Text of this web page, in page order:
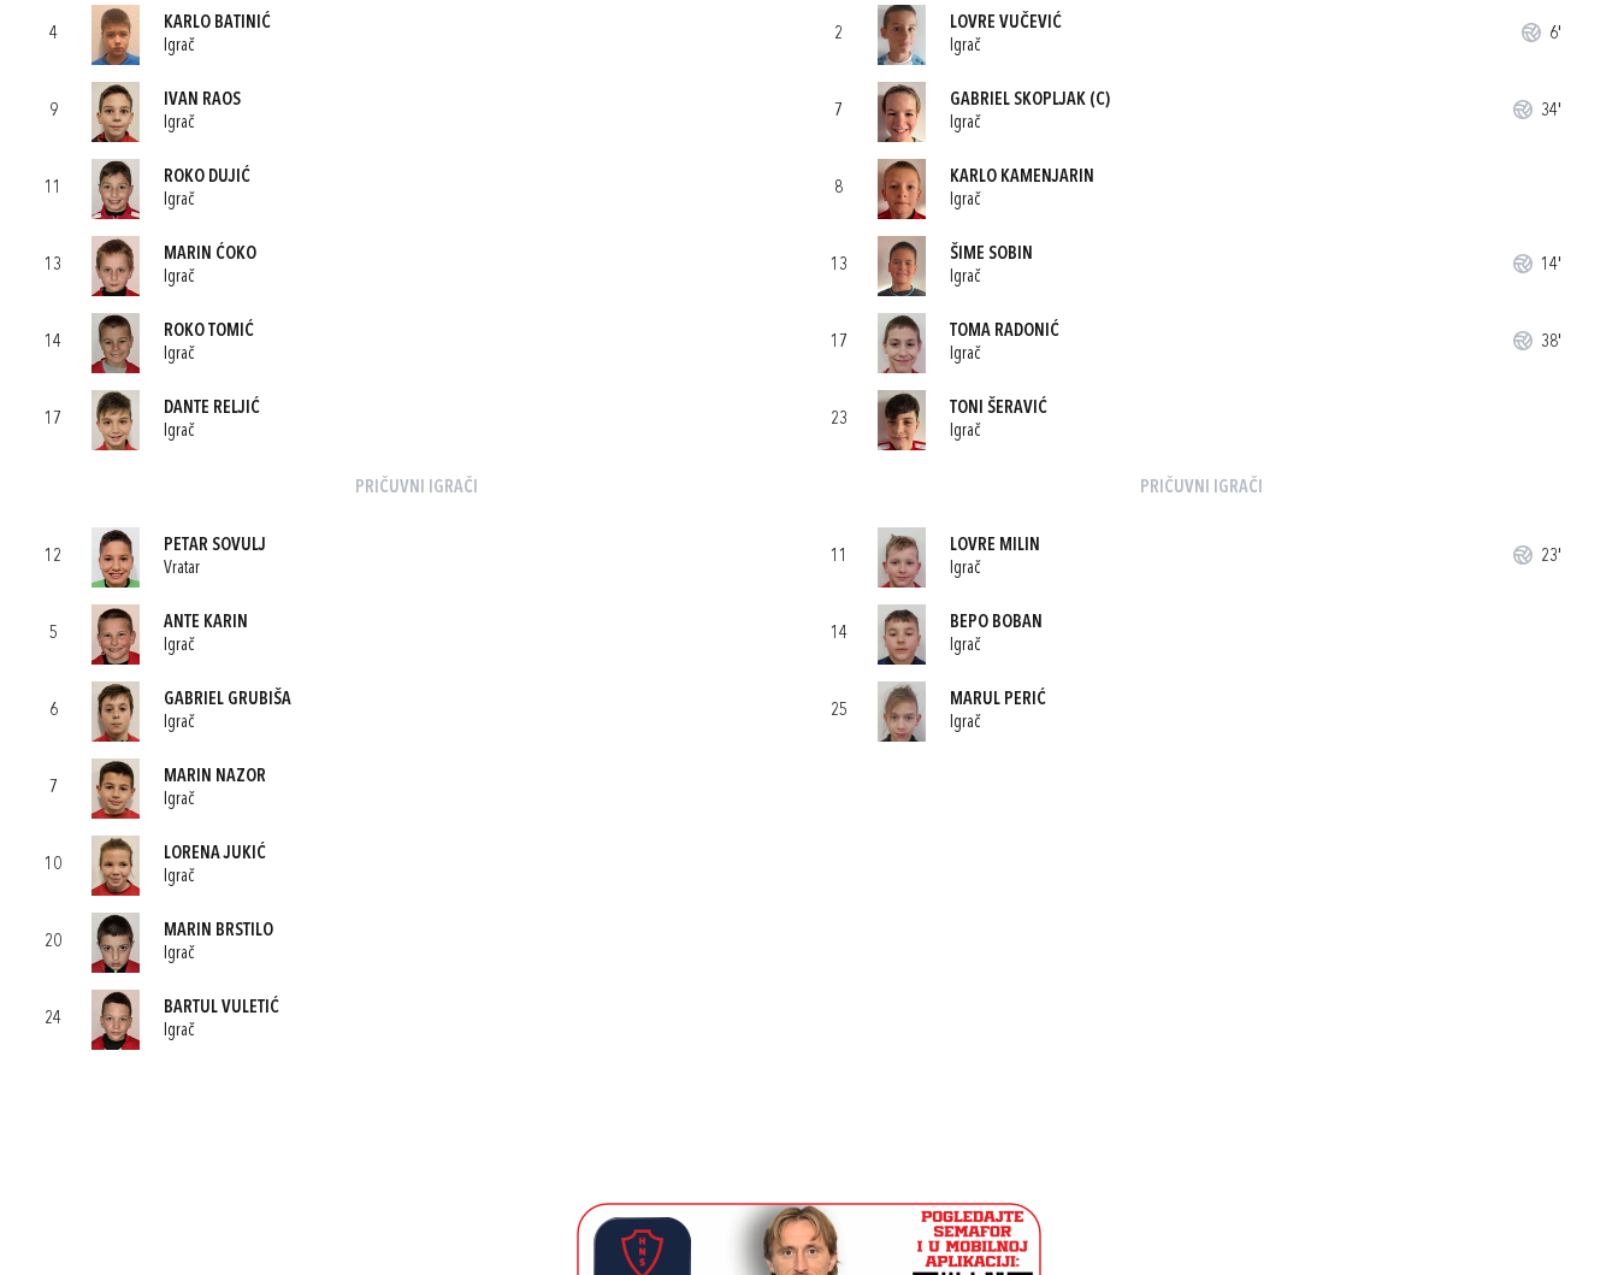
4
KARLO BATINIĆ
Igrač
9
IVAN RAOS
Igrač
11
ROKO DUJIĆ
Igrač
13
MARIN ĆOKO
Igrač
14
ROKO TOMIĆ
Igrač
17
DANTE RELJIĆ
Igrač
PRIČUVNI IGRAČI
12
PETAR SOVULJ
Vratar
5
ANTE KARIN
Igrač
6
GABRIEL GRUBIŠA
Igrač
7
MARIN NAZOR
Igrač
10
LORENA JUKIĆ
Igrač
20
MARIN BRSTILO
Igrač
24
BARTUL VULETIĆ
Igrač
2
LOVRE VUČEVIĆ
Igrač
6'
7
GABRIEL SKOPLJAK(C)
Igrač
34'
8
KARLO KAMENJARIN
Igrač
13
ŠIME SOBIN
Igrač
14'
17
TOMA RADONIĆ
Igrač
38'
23
TONI ŠERAVIĆ
Igrač
PRIČUVNI IGRAČI
11
LOVRE MILIN
Igrač
23'
14
BEPO BOBAN
Igrač
25
MARUL PERIĆ
Igrač